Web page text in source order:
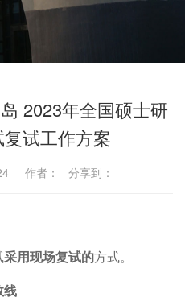
2023年全国硕士研
试工作方案
作者： 分享到：
采用现场复试的方式。
线